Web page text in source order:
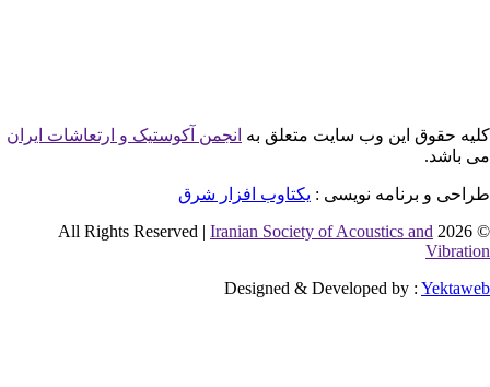
حقوق این وب سایت متعلق بهانجمن آکوستیک و ارتعاشات ایران
باشد.
و برنامه نویسی : یکتاوب افزار شرق
©
Iranian Society of Acoustics and
Designed & Developed by :